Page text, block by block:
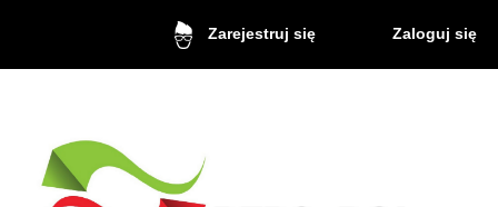
Zarejestruj się Zaloguj się